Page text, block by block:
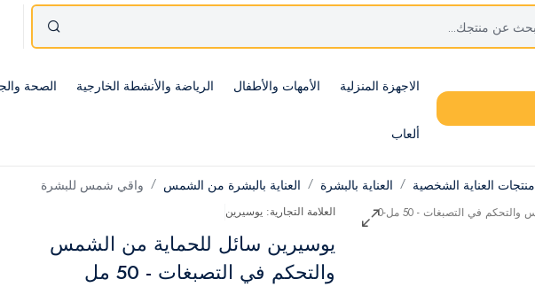
الاجهزة المنزلية الأمهات والأطفال الرياضة والأنشطة الخارجية الصحة
ألعاب
منتجات العناية الشخصية العناية بالبشرة العناية بالبشرة من الشمس واقي شمس للبشرة
العلامة التجارية: يوسيرين
يوسيرين سائل للحماية من الشمس
والتحكم في التصبغات - 50 مل